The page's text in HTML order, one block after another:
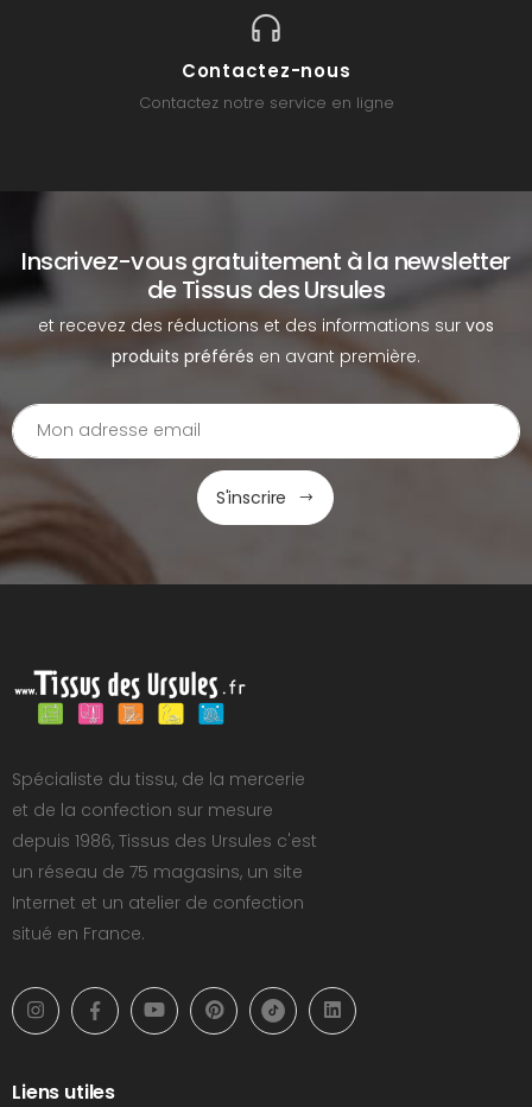
Contactez-nous
Contactez notre service en ligne
Inscrivez-vous gratuitement à la newsletter
de Tissus des Ursules
et recevez des réductions et des informations sur vos
produits préférés en avant première.
S'inscrire
Spécialiste du tissu, de la mercerie
et de la confection sur mesure
depuis 1986, Tissus des Ursules c'est
un réseau de 75 magasins, un site
Internet et un atelier de confection
situé en France.
Liens utiles